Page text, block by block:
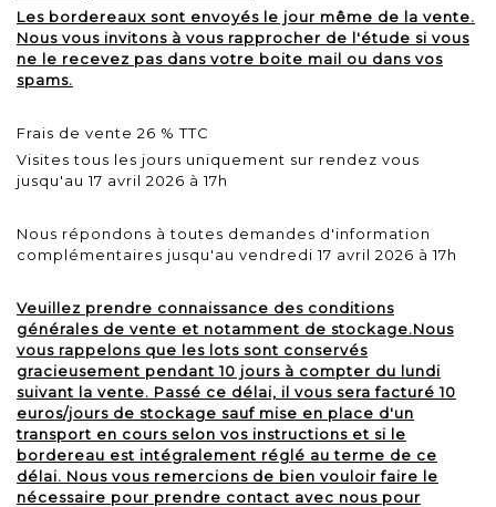
Les bordereaux sont envoyés le jour même de la vente.
Nous vous invitons à vous rapprocher de l'étude si vous
ne le recevez pas dans votre boite mail ou dans vos
spams.
Frais de vente 26 % TTC
Visites tous les jours uniquement sur rendez vous
jusqu'au 17 avril 2026 à 17h
Nous répondons à toutes demandes d'information
complémentaires jusqu'au vendredi 17 avril 2026 à 17h
Veuillez prendre connaissance des conditions
générales de vente et notamment de stockage.Nous
vous rappelons que les lots sont conservés
gracieusement pendant 10 jours à compter du lundi
suivant la vente. Passé ce délai, il vous sera facturé 10
euros/jours de stockage sauf mise en place d'un
transport en cours selon vos instructions et si le
bordereau est intégralement réglé au terme de ce
délai. Nous vous remercions de bien vouloir faire le
nécessaire pour prendre contact avec nous pour